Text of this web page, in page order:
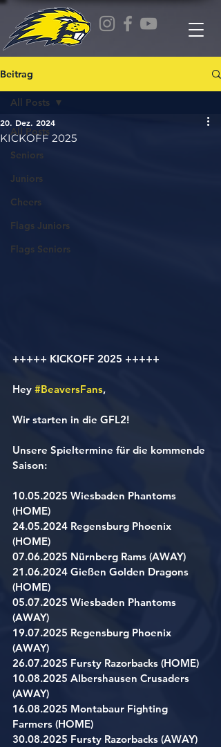
Beitrag
All Posts
Seniors
Juniors
Cheers
Flags Juniors
Flags Seniors
All Posts
KICKOFF 2025
20. Dez. 2024
+++++ KICKOFF 2025 +++++
Hey #BeaversFans,
Wir starten in die GFL2!
Unsere Spieltermine für die kommende
Saison:
10.05.2025 Wiesbaden Phantoms
(HOME)
24.05.2024 Regensburg Phoenix
(HOME)
07.06.2025 Nürnberg Rams (AWAY)
21.06.2024 Gießen Golden Dragons
(HOME)
05.07.2025 Wiesbaden Phantoms
(AWAY)
19.07.2025 Regensburg Phoenix
(AWAY)
26.07.2025 Fursty Razorbacks (HOME)
10.08.2025 Albershausen Crusaders
(AWAY)
16.08.2025 Montabaur Fighting
Farmers (HOME)
30.08.2025 Fursty Razorbacks (AWAY)